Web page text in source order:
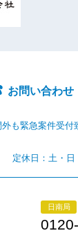
お問い合わせ
も緊急案件受付
定休日：土・日
日南局